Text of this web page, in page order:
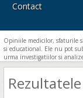
Contact
Opiniile medicilor, sfaturile
si educational. Ele nu pot
urma investigatiilor si